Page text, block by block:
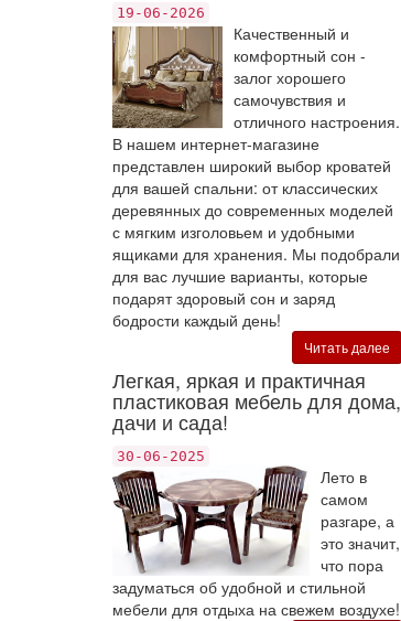
19-06-2026
Качественный и
комфортный сон -
залог хорошего
самочувствия и
отличного настроения.
В нашем интернет-магазине
представлен широкий выбор кроватей
для вашей спальни: от классических
деревянных до современных моделей
с мягким изголовьем и удобными
ящиками для хранения. Мы подобрали
для вас лучшие варианты, которые
подарят здоровый сон и заряд
бодрости каждый день!
Читать далее
Легкая, яркая и практичная
пластиковая мебель для дома,
дачи и сада!
30-06-2025
Лето в
самом
разгаре, а
это значит,
что пора
задуматься об удобной и стильной
мебели для отдыха на свежем воздухе!